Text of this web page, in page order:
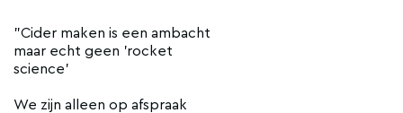
"Cider maken is een ambacht
maar echt geen 'rocket
science'
We zijn alleen op afspraak